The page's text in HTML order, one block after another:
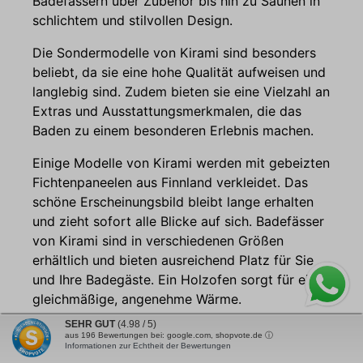
unterschiedliche Temperaturzonen. So können Sie
verschiedene Zutaten gleichzeitig zubereiten, vom
gegartem Gemüse oder Fisch. Die 100 cm große
Feuerplatte aus hitzebeständigem Stahl bietet viel
Platz, um Speisen für größere Gruppen zuzubereiten.
Ob gemütlicher Grillabend mit Freunden oder
Veranstaltung mit vielen Gästen, auf der großzügigen
Kochfläche lassen sich zahlreiche Gerichte parallel
und des breiten Griffs aus Teakholz lässt sich die
Feuerstelle bequem bewegen und flexibel
positionieren. Das integrierte Holzlager sorgt dafür,
dass Brennholz immer griffbereit ist und unterstreicht
gleichzeitig das charakteristische Design der OFYR-
Kocheinheit. Mit praktischem Zubehör inklusive –
Pizza und Feuer aus einer Hand Das Starter-Bundle
enthält alles, was Sie für den sorgenfreien Start mit
Ihrem OFYR Classic+ Corten Storage 100 Pro
benötigen. Der OFYR Food Bumper 100 sorgt dafür,
dass Lebensmittel sicher auf der Platte bleiben und
lässt sich gleichzeitig mühelos reinigen. Der Spachtel
Pro erleichtert das Wenden, Verschieben und
Zerteilen des Grillguts und hilft dabei, die Grillplatte
schlichtem und stilvollen Design.
Die Sondermodelle von Kirami sind besonders
beliebt, da sie eine hohe Qualität aufweisen und
langlebig sind. Zudem bieten sie eine Vielzahl an
Extras und Ausstattungsmerkmalen, die das
Baden zu einem besonderen Erlebnis machen.
Einige Modelle von Kirami werden mit gebeizten
Fichtenpaneelen aus Finnland verkleidet. Das
schöne Erscheinungsbild bleibt lange erhalten
und zieht sofort alle Blicke auf sich. Badefässer
von Kirami sind in verschiedenen Größen
erhältlich und bieten ausreichend Platz für Sie
und Ihre Badegäste. Ein Holzofen sorgt für eine
gleichmäßige, angenehme Wärme.
Um sicher und komfortabel baden zu können,
ist es wichtig, ein hochwertiges Badefass zu
SEHR GUT (4.98 / 5)
aus 196 Bewertungen bei: google.com, shopvote.de ⓘ
Informationen zur Echtheit der Bewertungen